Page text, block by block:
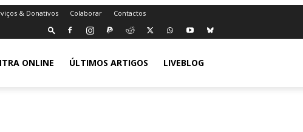
& Donativos Colaborar Contactos
ONLINE ÚLTIMOS ARTIGOS LIVEBLOG